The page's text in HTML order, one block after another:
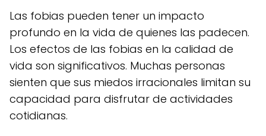
Las fobias pueden tener un impacto
profundo en la vida de quienes las padecen.
Los efectos de las fobias en la calidad de
vida son significativos. Muchas personas
sienten que sus miedos irracionales limitan su
capacidad para disfrutar de actividades
cotidianas.